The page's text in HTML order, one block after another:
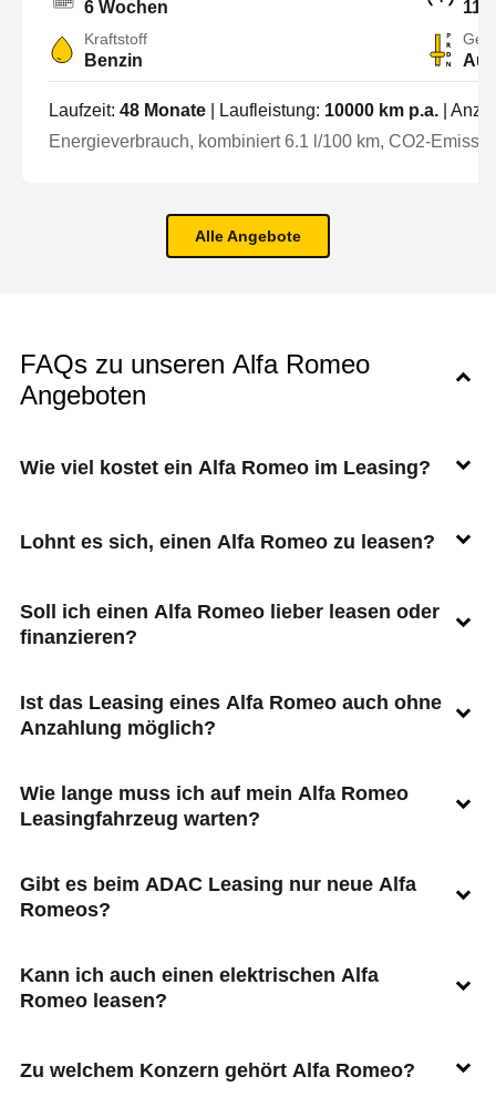
6 Wochen 114
Kraftstoff
Benzin
Laufzeit: 48 Monate | Laufleistung: 10000 km p.a.
|
Energieverbrauch, kombiniert6.1 l/100 km, CO2-
Alle Angebote
FAQs zu unseren Alfa Romeo
Angeboten
Wie viel kostet ein Alfa Romeo im Leasing?
Lohnt es sich, einen Alfa Romeo zu leasen?
Soll ich einen Alfa Romeo lieber leasen oder
finanzieren?
Ist das Leasing eines Alfa Romeo auch ohne
Anzahlung möglich?
Wie lange muss ich auf mein Alfa Romeo
Leasingfahrzeug warten?
Gibt es beim ADAC Leasing nur neue Alfa
Romeos?
Kann ich auch einen elektrischen Alfa
Romeo leasen?
Zu welchem Konzern gehört Alfa Romeo?